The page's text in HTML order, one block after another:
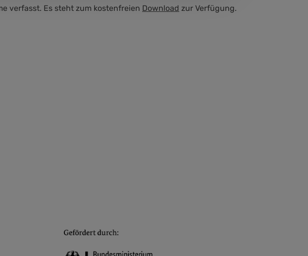
verfasst. Es steht zum kostenfreien Download zur Verfügung.